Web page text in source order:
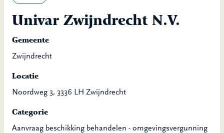
Univar Zwijndrecht N.V.
Gemeente
Zwijndrecht
Locatie
Noordweg 3, 3336 LH Zwijndrecht
Categorie
Aanvraag beschikking behandelen - omgevingsvergunning